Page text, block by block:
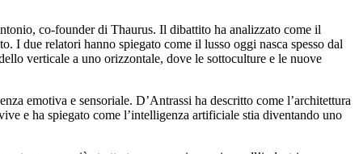
co-founder di Thaurus. Il dibattito ha analizzato come il
I due relatori hanno spiegato come il lusso oggi nasca spesso dal
verticale a uno orizzontale, dove le sottoculture e le nuove
emotiva e sensoriale. D’Antrassi ha descritto come l’architettura
e ha spiegato come l’intelligenza artificiale stia diventando uno